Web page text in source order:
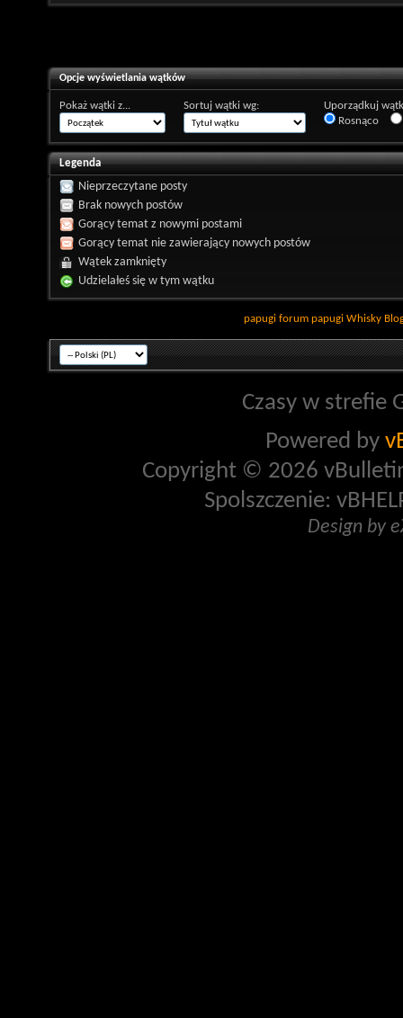
Opcje wyświetlania wątków
Pokaż wątki z... Sortuj wątki wg:
Uporządkuj
Rosnąco
Legenda
Nieprzeczytane posty
Brak nowych postów
Gorący temat z nowymi postami
Gorący temat nie zawierający nowych postów
Wątek zamknięty
Udzielałeś się w tym wątku
papugi forum papugi Whisky
Czasy w strefie
Powered by
Copyright © 2026
Spolszczenie:
Design by